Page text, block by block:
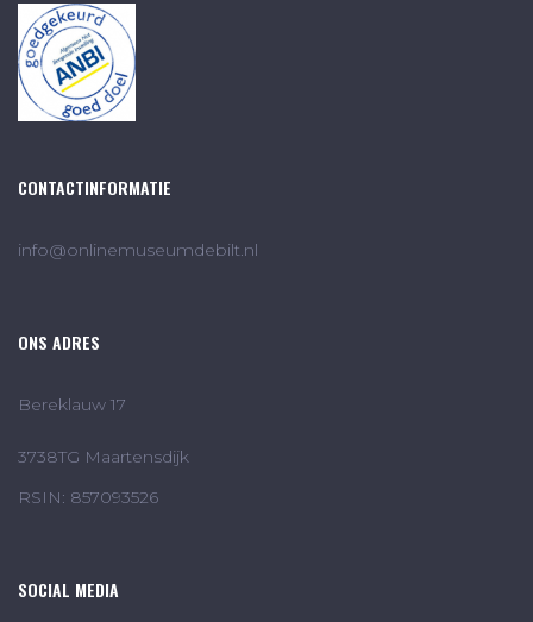
CONTACTINFORMATIE
info@onlinemuseumdebilt.nl
ONS ADRES
Bereklauw 17
3738TG Maartensdijk
RSIN: 857093526
SOCIAL MEDIA